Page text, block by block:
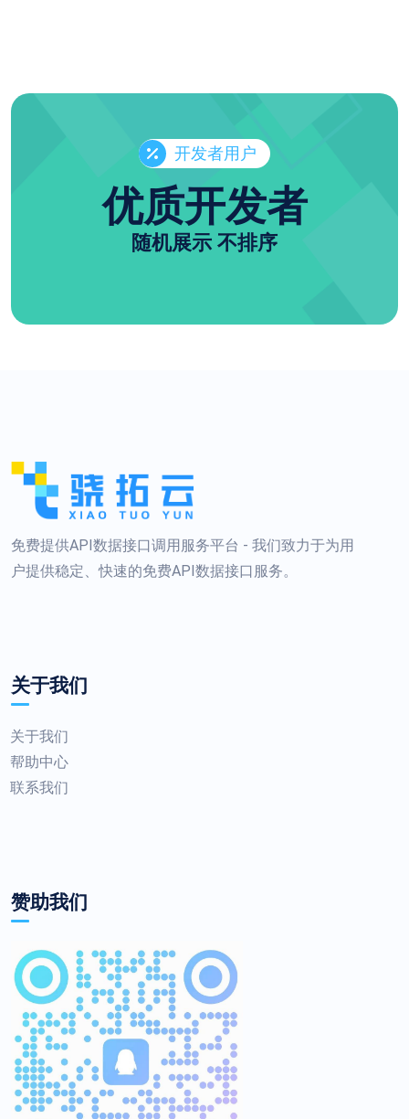
开发者用户
优质开发者
随机展示 不排序
免费提供API数据接口调用服务平台 - 我们致力于为用
户提供稳定、快速的免费API数据接口服务。
关于我们
关于我们
帮助中心
联系我们
赞助我们